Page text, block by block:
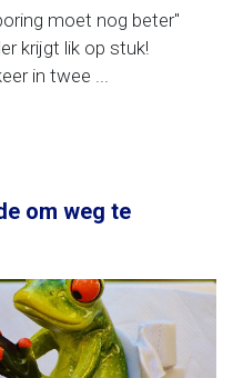
moet nog beter"
krijgt lik op stuk!
in twee ...
om weg te